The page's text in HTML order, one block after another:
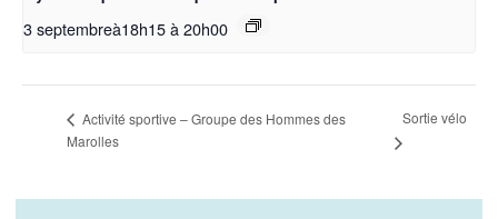
3 septembreà18h15à20h00
Activité sportive – Groupe des Hommes des
Marolles
Sortie vélo